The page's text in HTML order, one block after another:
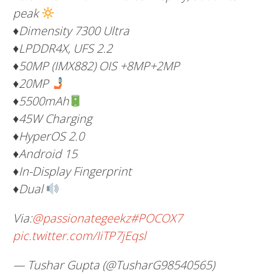
peak
♦Dimensity 7300 Ultra
♦LPDDR4X, UFS 2.2
♦50MP (IMX882) OIS +8MP+2MP
♦20MP
♦5500mAh
♦45W Charging
♦HyperOS 2.0
♦Android 15
♦In-Display Fingerprint
♦Dual
Via:@passionategeekz#POCOX7
pic.twitter.com/IiTP7jEqsl
— Tushar Gupta (@TusharG98540565)